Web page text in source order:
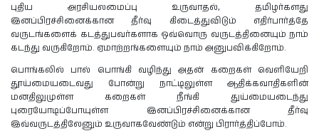
புதிய அரசியலமைப்பு உருவாதல், தமிழர்களது
இனப்பிரச்சினைக்கான தீர்வு கிடைத்துவிடும் எதிர்பார்த்தே
வருடங்களைக் கடத்துபவர்களாக ஒவ்வொரு வருடத்தினையும் நாம்
கடந்து வருகிறோம். ஏமாற்றங்களையும் நாம் அனுபவிக்கிறோம்.
பொங்கலில் பால் பொங்கி வழிந்து அதன் கறைகள் வெளியேறி
தூய்மையடைவது போன்று நாட்டிலுள்ள ஆதிக்கவாதிகளின்
மனதிலுமுள்ள கறைகள் நீங்கி துய்மையடைந்து
புரையோடிப்போயுள்ள இனப்பிரச்சினைக்கான தீர்வு
இவ்வருடத்திலேனும் உருவாகவேண்டும் என்று பிரார்த்திப்போம்.